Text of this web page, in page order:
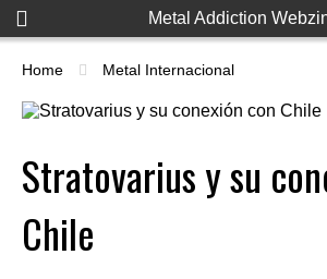
Metal Addiction
Home Metal Internacional
Stratovarius y su
Chile